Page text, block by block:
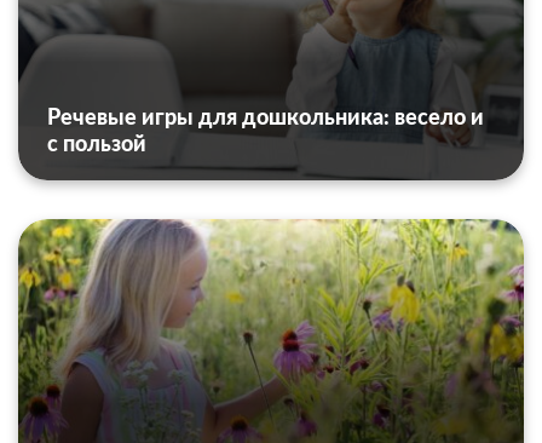
Речевые игры для дошкольника: весело и
с пользой